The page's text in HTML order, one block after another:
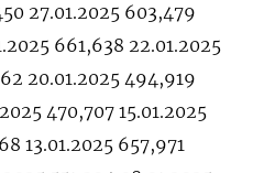
27.01.2025 603,479
661,638 22.01.2025
20.01.2025 494,919
470,707 15.01.2025
13.01.2025 657,971